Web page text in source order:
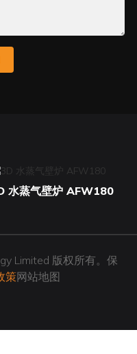
水蒸气壁炉 AFW180
Limited 版权所有。保
策网站地图